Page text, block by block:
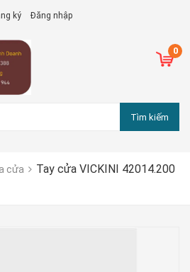
ký Đăng nhập
0
Tìm kiếm
cửa
Tay cửa VICKINI 42014.200